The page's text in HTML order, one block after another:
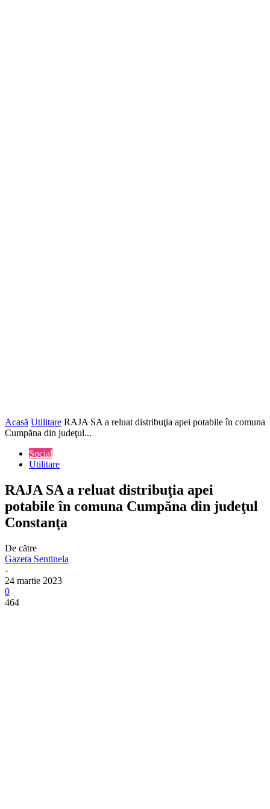
Acasă Utilitare RAJA SA a reluat distribuţia apei potabile în comuna
Cumpăna din judeţul...
Social
Utilitare
RAJA SA a reluat distribuţia apei
potabile în comuna Cumpăna din judeţul
Constanţa
De către
Gazeta Sentinela
-
24 martie 2023
0
464